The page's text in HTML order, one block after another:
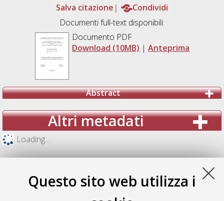
Questo sito web utilizza i
Salva citazione
Condividi
Documenti full-text disponibili:
Documento PDF
Download (10MB) |Anteprima
Abstract
Altri metadati
Loading...